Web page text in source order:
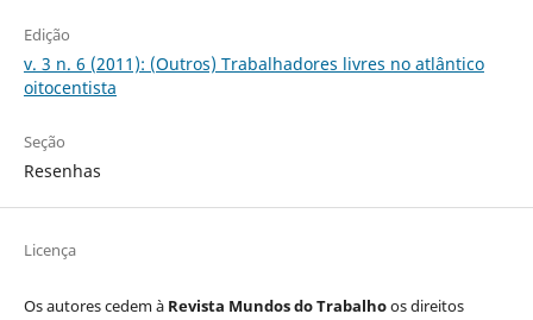
Edição
v. 3 n. 6 (2011): (Outros) Trabalhadores livres no atlântico
oitocentista
Seção
Resenhas
Licença
Os autores cedem à Revista Mundos do Trabalhoos direitos